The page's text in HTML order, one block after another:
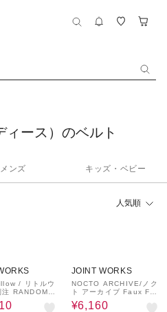
ース）のベルト
メンズ キッズ・ベビー
人気順
/ リトルウ
注 RANDOM S
JOINT WORKS
NOCTO ARCHIVE/ノク
ト アーカイブ Faux Fur
Belt
¥6,160